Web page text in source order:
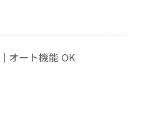
オート機能 OK